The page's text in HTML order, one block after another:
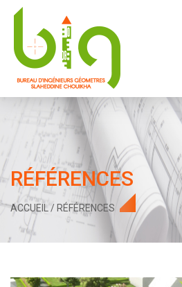
RÉFÉRENCES
ACCUEIL / RÉFÉRENCES